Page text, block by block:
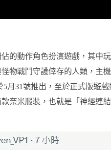
的動作角色扮演遊戲，其中
物戰鬥守護倖存的人類，主
月31號推出，至於正式版遊
奈米服裝，也就是「神經連